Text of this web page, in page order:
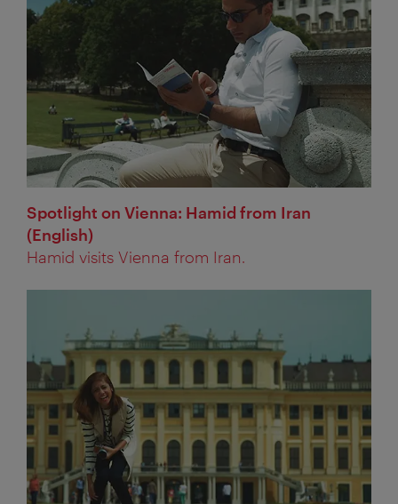
Spotlight on Vienna: Hamid from Iran
(English)
Hamid visits Vienna from Iran.